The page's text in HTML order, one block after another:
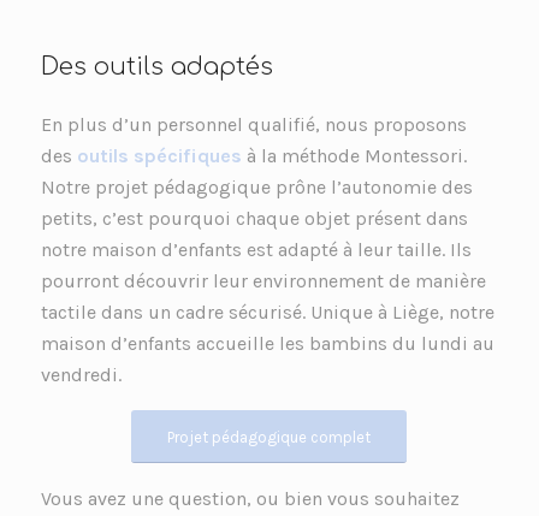
Des outils adaptés
En plus d’un personnel qualifié, nous proposons
des outils spécifiques à la méthode Montessori.
Notre projet pédagogique prône l’autonomie des
petits, c’est pourquoi chaque objet présent dans
notre maison d’enfants est adapté à leur taille. Ils
pourront découvrir leur environnement de manière
tactile dans un cadre sécurisé. Unique à Liège, notre
maison d’enfants accueille les bambins du lundi au
vendredi.
Projet pédagogique complet
Vous avez une question, ou bien vous souhaitez